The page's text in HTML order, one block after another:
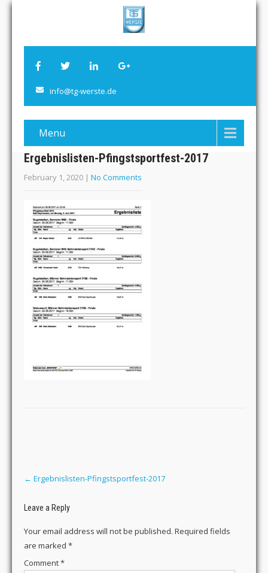
info@tg-werste.de
Menu
Ergebnislisten-Pfingstsportfest-2017
February 1, 2020 | No Comments
navigation
← Ergebnislisten-Pfingstsportfest-2017
Leave a Reply
Your email address will not be published. Required fields
are marked *
Comment*